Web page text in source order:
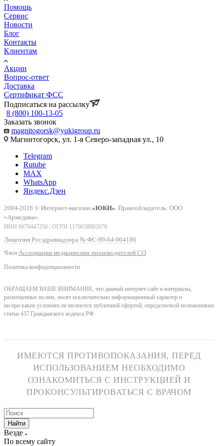
Помощь
Сервис
Новости
Блог
Контакты
Клиентам
Акции
Вопрос-ответ
Доставка
Сертификат ФСС
Подписаться на рассылку
8 (800) 100-13-05
Заказать звонок
magnitogorsk@yukigroup.ru
Магнитогорск, ул. 1-я Северо-западная ул., 10
Telegram
Rutube
MAX
WhatsApp
Яндекс.Дзен
2004-2026 © Интернет-магазин «ЮКИ» . Правообладатель: ООО
«Армедика».
ИНН 6670447250 / ОГРН 1176658002070
Лицензия Росздравнадзора № ФС-99-04-004186
Член Ассоциации медицинских производителей СО
Политика конфиденциальности
ОБРАЩАЕМ ВАШЕ ВНИМАНИЕ, что данный интернет-сайт и материалы,
размещенные на нем, носят исключительно информационный характер и
ни при каких условиях не являются публичной офертой, определяемой положениями
статьи 437 Гражданского кодекса РФ.
ИМЕЮТСЯ ПРОТИВОПОКАЗАНИЯ, ПЕРЕД
ИСПОЛЬЗОВАНИЕМ НЕОБХОДИМО
ОЗНАКОМИТЬСЯ С ИНСТРУКЦИЕЙ И
ПРОКОНСУЛЬТИРОВАТЬСЯ С ВРАЧОМ
Найти
Везде
По всему сайту